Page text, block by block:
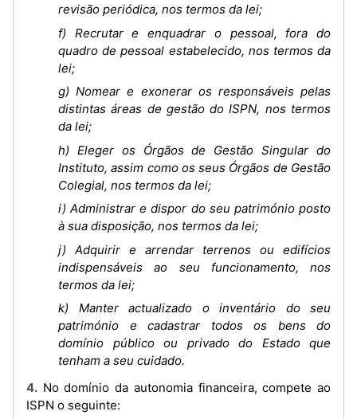
revisão periódica, nos termos da lei;
f) Recrutar e enquadrar o pessoal, fora do
quadro de pessoal estabelecido, nos termos da
lei;
g) Nomear e exonerar os responsáveis pelas
distintas áreas de gestão do ISPN, nos termos
da lei;
h) Eleger os Órgãos de Gestão Singular do
Instituto, assim como os seus Órgãos de Gestão
Colegial, nos termos da lei;
i) Administrar e dispor do seu património posto
à sua disposição, nos termos da lei;
j) Adquirir e arrendar terrenos ou edifícios
indispensáveis ao seu funcionamento, nos
termos da lei;
k) Manter actualizado o inventário do seu
património e cadastrar todos os bens do
domínio público ou privado do Estado que
tenham a seu cuidado.
4. No domínio da autonomia financeira, compete ao
ISPN o seguinte: